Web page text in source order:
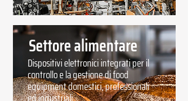
Settore alimentare
Dispositivi elettronici integrati per il
controllo e la gestione di food
equipment domestici, professionali